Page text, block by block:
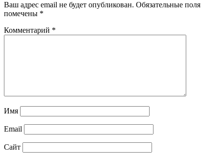
Ваш адрес email не будет опубликован. Обязательные поля
помечены *
Комментарий *
Имя
Email
Сайт